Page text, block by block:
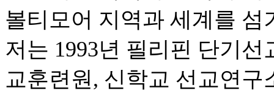
볼티모어 지역과 세계를
저는 1993년 필리핀 단기
교훈련원, 신학교 선교연구